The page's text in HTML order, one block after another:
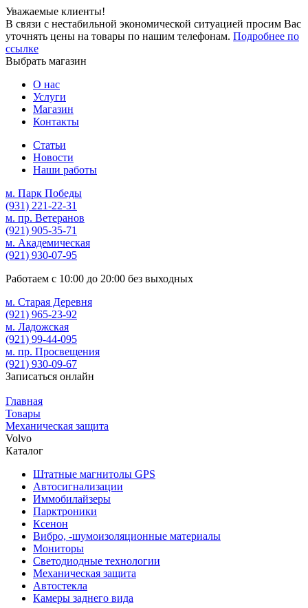
Уважаемые клиенты!
В связи с нестабильной экономической ситуацией просим Вас
уточнять цены на товары по нашим телефонам. Подробнее по
ссылке
Выбрать магазин
О нас
Услуги
Магазин
Контакты
Статьи
Новости
Наши работы
м. Парк Победы
(931) 221-22-31
м. пр. Ветеранов
(921) 905-35-71
м. Академическая
(921) 930-07-95
Работаем с 10:00 до 20:00 без выходных
м. Старая Деревня
(921) 965-23-92
м. Ладожская
(921) 99-44-095
м. пр. Просвещения
(921) 930-09-67
Записаться онлайн
Главная
Товары
Механическая защита
Volvo
Каталог
Штатные магнитолы GPS
Автосигнализации
Иммобилайзеры
Парктроники
Ксенон
Вибро, -шумоизоляционные материалы
Мониторы
Светодиодные технологии
Механическая защита
Автостекла
Камеры заднего вида